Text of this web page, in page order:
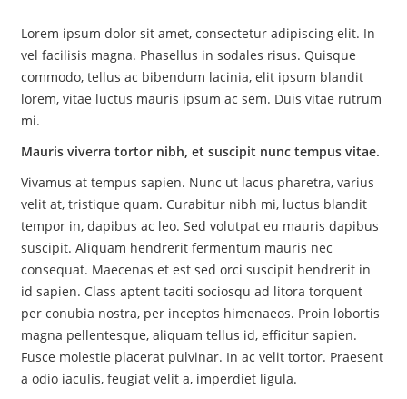
Lorem ipsum dolor sit amet, consectetur adipiscing elit. In
vel facilisis magna. Phasellus in sodales risus. Quisque
commodo, tellus ac bibendum lacinia, elit ipsum blandit
lorem, vitae luctus mauris ipsum ac sem. Duis vitae rutrum
mi.
Mauris viverra tortor nibh, et suscipit nunc tempus vitae.
Vivamus at tempus sapien. Nunc ut lacus pharetra, varius
velit at, tristique quam. Curabitur nibh mi, luctus blandit
tempor in, dapibus ac leo. Sed volutpat eu mauris dapibus
suscipit. Aliquam hendrerit fermentum mauris nec
consequat. Maecenas et est sed orci suscipit hendrerit in
id sapien. Class aptent taciti sociosqu ad litora torquent
per conubia nostra, per inceptos himenaeos. Proin lobortis
magna pellentesque, aliquam tellus id, efficitur sapien.
Fusce molestie placerat pulvinar. In ac velit tortor. Praesent
a odio iaculis, feugiat velit a, imperdiet ligula.